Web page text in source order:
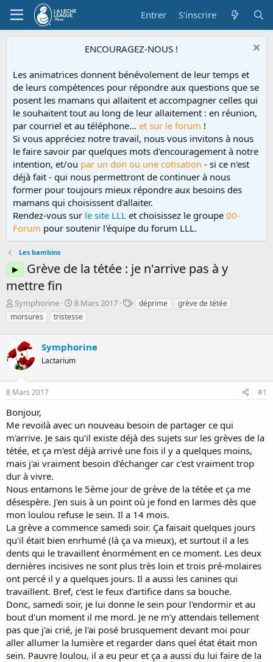
Entrer S'inscrire
ENCOURAGEZ-NOUS !
Les animatrices donnent bénévolement de leur temps et
de leurs compétences pour répondre aux questions que se
posent les mamans qui allaitent et accompagner celles qui
le souhaitent tout au long de leur allaitement : en réunion,
par courriel et au téléphone... et sur le forum !
Si vous appréciez notre travail, nous vous invitons à nous
le faire savoir par quelques mots d'encouragement à notre
intention, et/ou par un don ou une cotisation - si ce n'est
déjà fait - qui nous permettront de continuer à nous
former pour toujours mieux répondre aux besoins des
mamans qui choisissent d'allaiter.
Rendez-vous sur le site LLL et choisissez le groupe 00-
Forum pour soutenir l'équipe du forum LLL.
Les bambins
►
Grève de la tétée : je n'arrive pas à y
mettre fin
D
é
m
r
r
é
e
p
r
Symphorine
D
a
t
d
e
é
8 Mars 2017
Tdéprime
grève de tétée
morsures
tristesse
Symphorine
Lactarium
8 Mars 2017 #1
Bonjour,
Me revoilà avec un nouveau besoin de partager ce qui
m'arrive. Je sais qu'il existe déjà des sujets sur les grèves de la
tétée, et ça m'est déjà arrivé une fois il y a quelques moins,
mais j'ai vraiment besoin d'échanger car c'est vraiment trop
dur à vivre.
Nous entamons le 5ème jour de grève de la tétée et ça me
désespère. J'en suis à un point où je fond en larmes dès que
mon loulou refuse le sein. Il a 14 mois.
La grève a commence samedi soir. Ça faisait quelques jours
qu'il était bien enrhumé (là ça va mieux), et surtout il a les
dents qui le travaillent énormément en ce moment. Les deux
dernières incisives ne sont plus très loin et trois pré-molaires
ont percé il y a quelques jours. Il a aussi les canines qui
travaillent. Bref, c'est le feux d'artifice dans sa bouche.
Donc, samedi soir, je lui donne le sein pour l'endormir et au
bout d'un moment il me mord. Je ne m'y attendais tellement
pas que j'ai crié, je l'ai posé brusquement devant moi pour
aller allumer la lumière et regarder dans quel état était mon
sein. Pauvre loulou, il a eu peur et ça a aussi du lui faire de la